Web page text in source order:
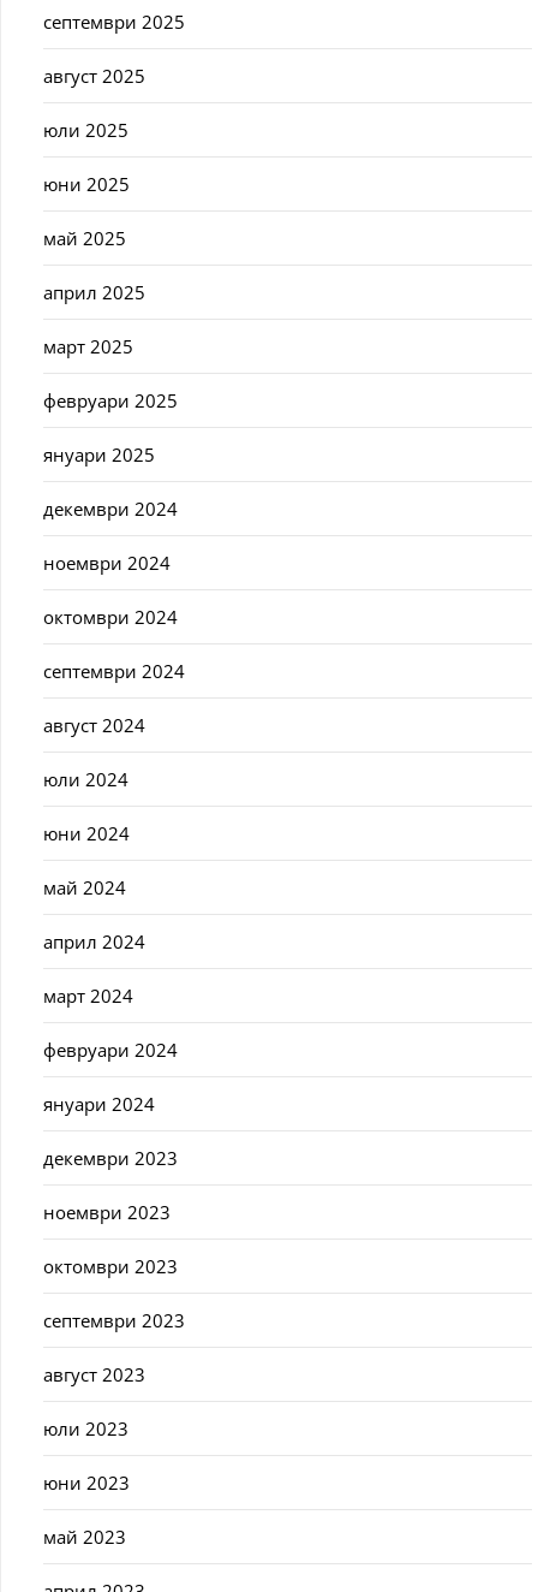
септември 2025
август 2025
юли 2025
юни 2025
май 2025
април 2025
март 2025
февруари 2025
януари 2025
декември 2024
ноември 2024
октомври 2024
септември 2024
август 2024
юли 2024
юни 2024
май 2024
април 2024
март 2024
февруари 2024
януари 2024
декември 2023
ноември 2023
октомври 2023
септември 2023
август 2023
юли 2023
юни 2023
май 2023